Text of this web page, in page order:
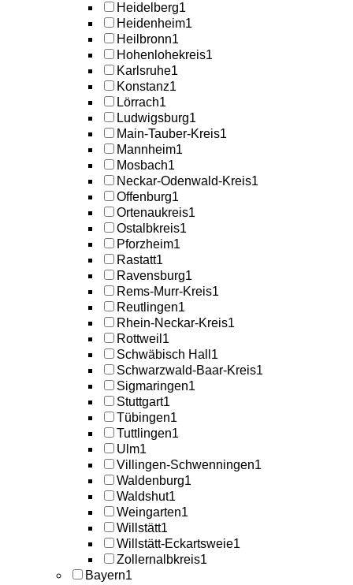
Heidelberg1
Heidenheim1
Heilbronn1
Hohenlohekreis1
Karlsruhe1
Konstanz1
Lörrach1
Ludwigsburg1
Main-Tauber-Kreis1
Mannheim1
Mosbach1
Neckar-Odenwald-Kreis1
Offenburg1
Ortenaukreis1
Ostalbkreis1
Pforzheim1
Rastatt1
Ravensburg1
Rems-Murr-Kreis1
Reutlingen1
Rhein-Neckar-Kreis1
Rottweil 1
Schwäbisch Hall 1
Schwarzwald-Baar-Kreis1
Sigmaringen1
Stuttgart1
Tübingen1
Tuttlingen1
Ulm1
Villingen-Schwenningen1
Waldenburg1
Waldshut1
Weingarten1
Willstätt1
Willstätt-Eckartsweie1
Zollernalbkreis1
Bayern1